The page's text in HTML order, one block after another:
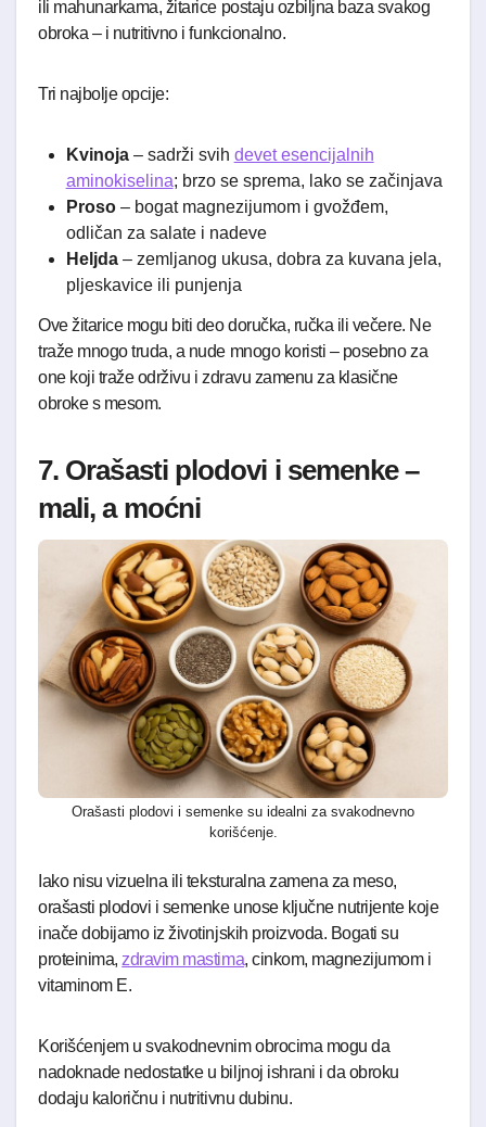
ili mahunarkama, žitarice postaju ozbiljna baza svakog
obroka – i nutritivno i funkcionalno.
Tri najbolje opcije:
Kvinoja– sadrži svih devet esencijalnih
aminokiselina; brzo se sprema, lako se začinjava
Proso– bogat magnezijumom i gvožđem,
odličan za salate i nadeve
Heljda– zemljanog ukusa, dobra za kuvana jela,
pljeskavice ili punjenja
Ove žitarice mogu biti deo doručka, ručka ili večere. Ne
traže mnogo truda, a nude mnogo koristi – posebno za
one koji traže održivu i zdravu zamenu za klasične
obroke s mesom.
7. Orašasti plodovi i semenke –
mali, a moćni
Orašasti plodovi i semenke su idealni za svakodnevno
korišćenje.
Iako nisu vizuelna ili teksturalna zamena za meso,
orašasti plodovi i semenke unose ključne nutrijente koje
inače dobijamo iz životinjskih proizvoda. Bogati su
proteinima, zdravim mastima, cinkom, magnezijumom i
vitaminom E.
Korišćenjem u svakodnevnim obrocima mogu da
nadoknade nedostatke u biljnoj ishrani i da obroku
dodaju kaloričnu i nutritivnu dubinu.